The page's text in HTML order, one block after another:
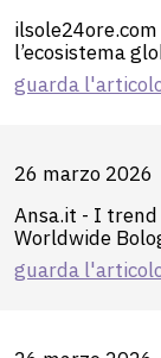
l’ecosistema
guarda
26 marzo 2026
Ansa.it - I
Worldwide
guarda